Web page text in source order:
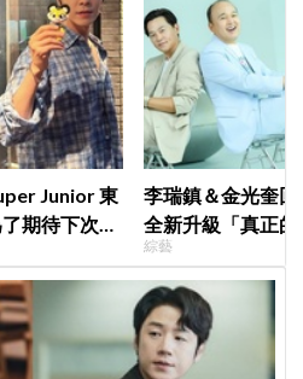
Junior 東
期待下次再
李瑞鎮＆金光奎
全新升級「真正
私生活都包辦！8
綜藝